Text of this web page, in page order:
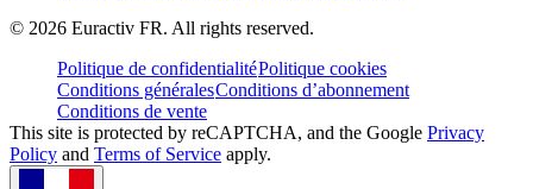
© 2026 Euractiv FR. All rights reserved.
Politique de confidentialitéPolitique cookies
Conditions généralesConditions d’abonnement
Conditions de vente
This site is protected by reCAPTCHA, and the Google Privacy
Policy and Terms of Service apply.